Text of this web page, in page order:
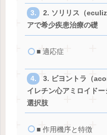
2. ソリリス（
アで希少疾患治療の礎
■ 適応症
3. ビヨントラ（
イレチン心アミロイド
選択肢
■ 作用機序と特徴